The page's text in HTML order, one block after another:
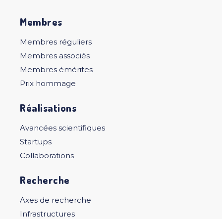
Membres
Membres réguliers
Membres associés
Membres émérites
Prix hommage
Réalisations
Avancées scientifiques
Startups
Collaborations
Recherche
Axes de recherche
Infrastructures